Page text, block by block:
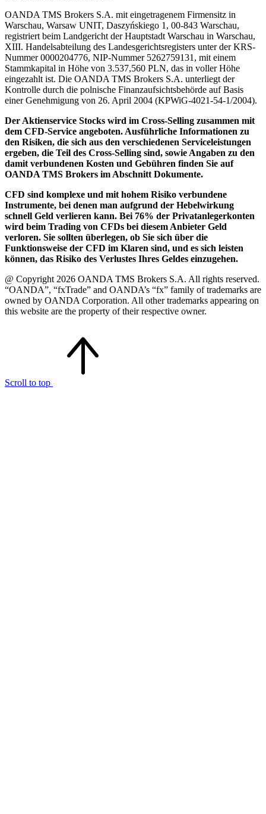
OANDA TMS Brokers S.A. mit eingetragenem Firmensitz in
Warschau, Warsaw UNIT, Daszyńskiego 1, 00-843 Warschau,
registriert beim Landgericht der Hauptstadt Warschau in Warschau,
XIII. Handelsabteilung des Landesgerichtsregisters unter der KRS-
Nummer 0000204776, NIP-Nummer 5262759131, mit einem
Stammkapital in Höhe von 3.537,560 PLN, das in voller Höhe
eingezahlt ist. Die OANDA TMS Brokers S.A. unterliegt der
Kontrolle durch die polnische Finanzaufsichtsbehörde auf Basis
einer Genehmigung von 26. April 2004 (KPWiG-4021-54-1/2004).
Der Aktienservice Stocks wird im Cross-Selling zusammen mit
dem CFD-Service angeboten. Ausführliche Informationen zu
den Risiken, die sich aus den verschiedenen Serviceleistungen
ergeben, die Teil des Cross-Selling sind, sowie Angaben zu den
damit verbundenen Kosten und Gebühren finden Sie auf
OANDA TMS Brokers im Abschnitt Dokumente.
CFD sind komplexe und mit hohem Risiko verbundene
Instrumente, bei denen man aufgrund der Hebelwirkung
schnell Geld verlieren kann. Bei 76% der Privatanlegerkonten
wird beim Trading von CFDs bei diesem Anbieter Geld
verloren. Sie sollten überlegen, ob Sie sich über die
Funktionsweise der CFD im Klaren sind, und es sich leisten
können, das Risiko des Verlustes Ihres Geldes einzugehen.
@ Copyright 2026 OANDA TMS Brokers S.A. All rights reserved.
“OANDA”, “fxTrade” and OANDA’s “fx” family of trademarks are
owned by OANDA Corporation. All other trademarks appearing on
this website are the property of their respective owner.
Scroll to top